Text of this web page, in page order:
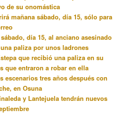
de su onomástica
mañana sábado, día 15, sólo para
día 15, al anciano asesinado
paliza por unos ladrones
que recibió una paliza en su
que entraron a robar en ella
escenarios tres años después con
en Osuna
y Lantejuela tendrán nuevos